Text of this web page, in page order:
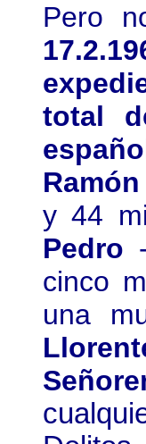
Pero
total
y 44
Pedro
cinco
una